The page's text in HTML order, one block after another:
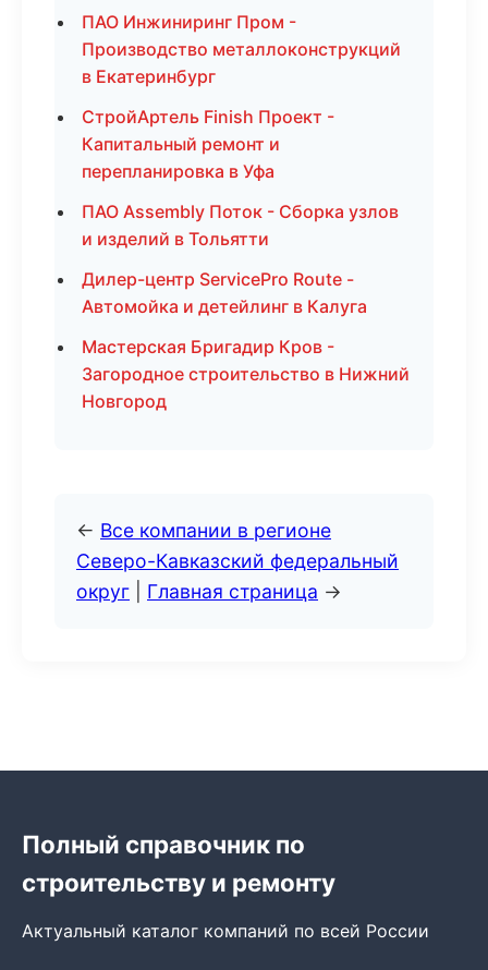
ПАО Инжиниринг Пром -
Производство металлоконструкций
в Екатеринбург
СтройАртель Finish Проект -
Капитальный ремонт и
перепланировка в Уфа
ПАО Assembly Поток - Сборка узлов
и изделий в Тольятти
Дилер-центр ServicePro Route -
Автомойка и детейлинг в Калуга
Мастерская Бригадир Кров -
Загородное строительство в Нижний
Новгород
← Все компании в регионе
Северо-Кавказский федеральный
округ
Главная страница →
Полный справочник по
строительству и ремонту
Актуальный каталог компаний по всей России